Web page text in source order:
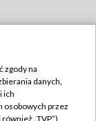
zgody na
danych,
ich
osobowych przez
„TVP”),